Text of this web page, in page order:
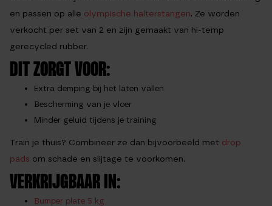
en passen op alle olympische halterstangen. Ze worden
verkocht per set van 2 en zijn gemaakt van hi-temp
gerecycled rubber.
DIT ZORGT VOOR:
Extra demping bij het laten vallen
Bescherming van je vloer
Minder geluid tijdens je training
Train je thuis? Combineer ze dan bijvoorbeeld met drop
pads om schade en slijtage te voorkomen.
VERKRIJGBAAR IN:
Bumper plate 5 kg